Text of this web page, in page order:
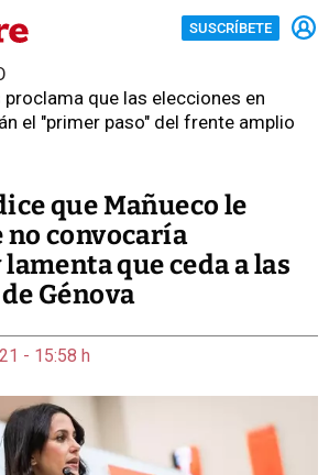
SUSCRÍBETE
que las elecciones en
el "primer paso" del frente amplio
que Mañueco le
no convocaría
que ceda a las
Génova
- 15:58 h